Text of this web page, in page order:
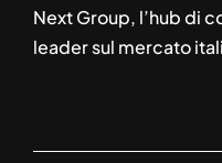
Next Group, l’hub di
leader sul mercato